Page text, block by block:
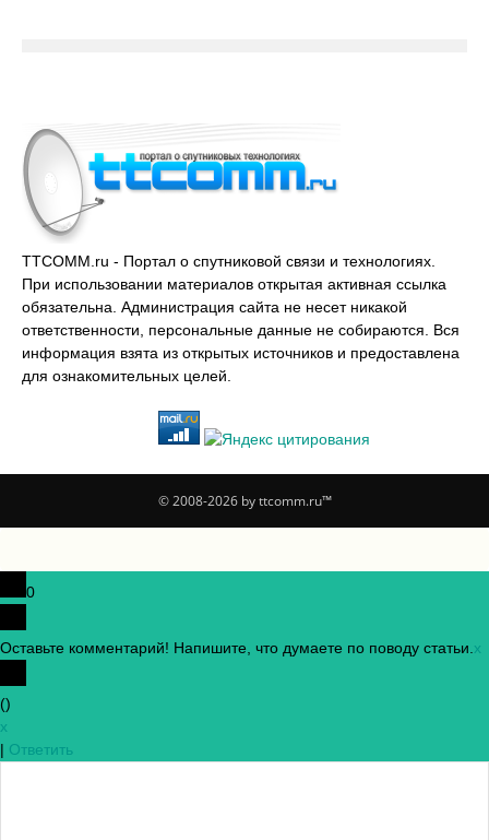
TTCOMM.ru - Портал о спутниковой связи и технологиях.
При использовании материалов открытая активная ссылка
обязательна. Администрация сайта не несет никакой
ответственности, персональные данные не собираются. Вся
информация взята из открытых источников и предоставлена
для ознакомительных целей.
© 2008-2026 by ttcomm.ru™
0
Оставьте комментарий! Напишите, что думаете по поводу статьи. x
()
x
| Ответить